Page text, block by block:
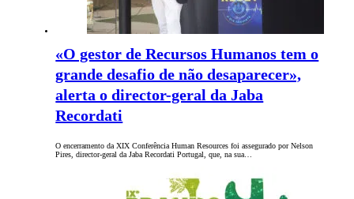
«O gestor de Recursos Humanos tem o
grande desafio de não desaparecer»,
alerta o director-geral da Jaba
Recordati
O encerramento da XIX Conferência Human Resources foi assegurado por Nelson
Pires, director-geral da Jaba Recordati Portugal, que, na sua…